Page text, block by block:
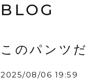
BLOG
このパンツ
2025/08/06 19:59